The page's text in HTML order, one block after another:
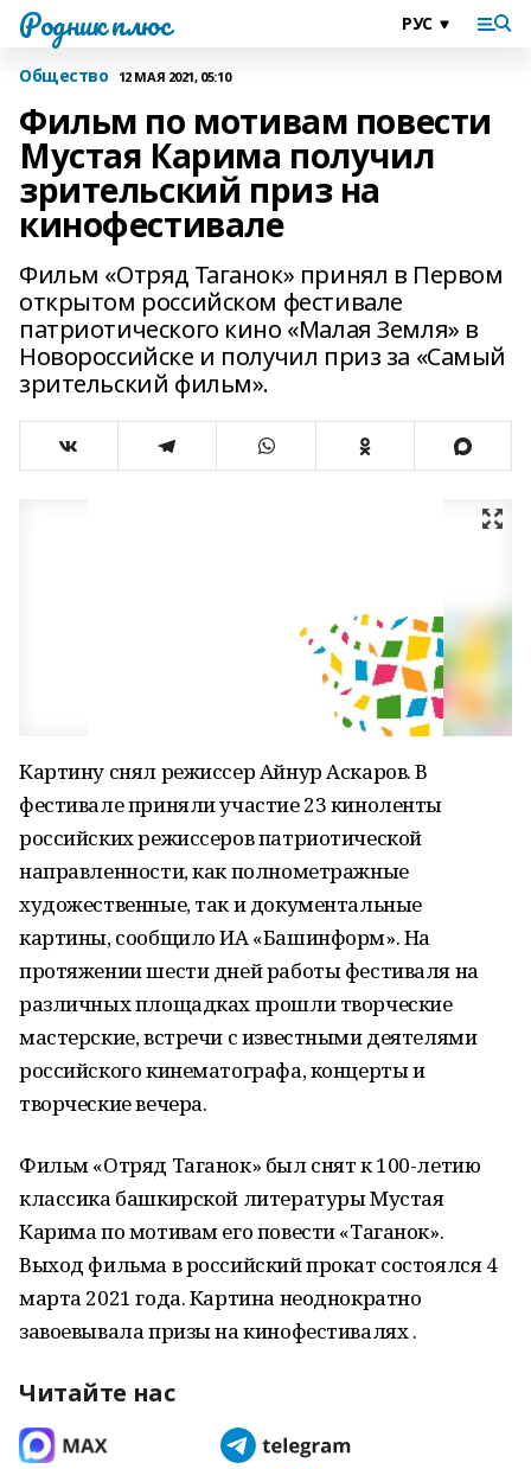
Родник плюс
Общество 12 МАЯ 2021, 05:10
Фильм по мотивам повести
Мустая Карима получил
зрительский приз на
кинофестивале
Фильм «Отряд Таганок» принял в Первом
открытом российском фестивале
патриотического кино «Малая Земля» в
Новороссийске и получил приз за «Самый
зрительский фильм».
Картину снял режиссер Айнур Аскаров. В
фестивале приняли участие 23 киноленты
российских режиссеров патриотической
направленности, как полнометражные
художественные, так и документальные
картины, сообщило ИА «Башинформ». На
протяжении шести дней работы фестиваля на
различных площадках прошли творческие
мастерские, встречи с известными деятелями
российского кинематографа, концерты и
творческие вечера.
Фильм «Отряд Таганок» был снят к 100-летию
классика башкирской литературы Мустая
Карима по мотивам его повести «Таганок».
Выход фильма в российский прокат состоялся 4
марта 2021 года. Картина неоднократно
завоевывала призы на кинофестивалях .
Читайте нас